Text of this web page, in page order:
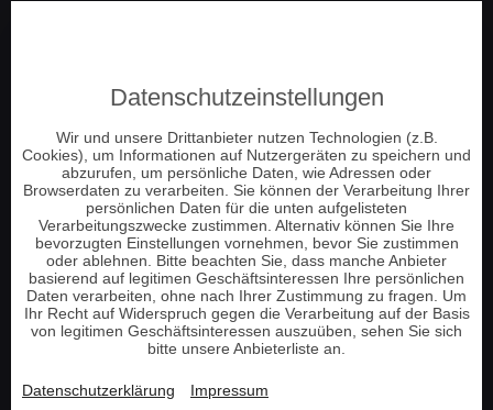
Energie und Chakrenarbeit
Pendeln und Tensoren
Hellsehen am Telefon
Tarot Kartenlegen
Lenormand Kartenlegen
Information
Telefonnummer aufladen
Guthaben prüfen
Datenschutzeinstellungen
Wir und unsere Drittanbieter nutzen Technologien (z.B.
Cookies), um Informationen auf Nutzergeräten zu speichern und
abzurufen, um persönliche Daten, wie Adressen oder
Browserdaten zu verarbeiten. Sie können der Verarbeitung Ihrer
persönlichen Daten für die unten aufgelisteten
Verarbeitungszwecke zustimmen. Alternativ können Sie Ihre
bevorzugten Einstellungen vornehmen, bevor Sie zustimmen
oder ablehnen. Bitte beachten Sie, dass manche Anbieter
basierend auf legitimen Geschäftsinteressen Ihre persönlichen
Daten verarbeiten, ohne nach Ihrer Zustimmung zu fragen. Um
Ihr Recht auf Widerspruch gegen die Verarbeitung auf der Basis
von legitimen Geschäftsinteressen auszuüben, sehen Sie sich
bitte unsere Anbieterliste an.
Datenschutzerklärung Impressum